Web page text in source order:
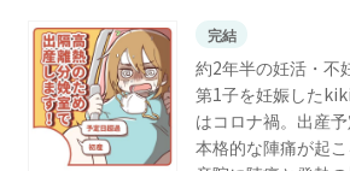
完結
約2年半の妊活・不
第1子を妊娠した
はコロナ禍。出産
本格的な陣痛が起こ